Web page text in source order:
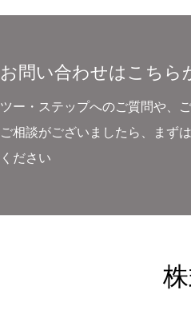
お問い合わせはこちら
ツー・ステップへのご質問や、ご
ご相談がございましたら、まず
ください